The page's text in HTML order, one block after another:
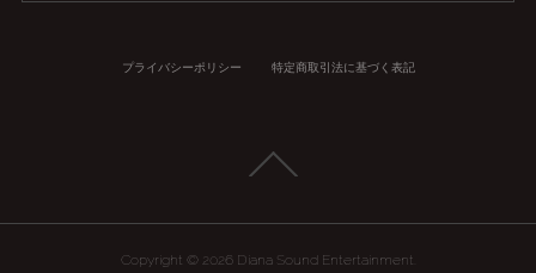
プライバシーポリシー 特定商取引法に基づく表記
Copyright © 2026 Diana Sound Entertainment